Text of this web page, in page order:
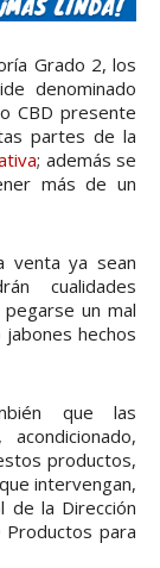
Grado 2, los
denominado
CBD presente
partes de la
; además se
más de un
venta ya sean
cualidades
un mal
hechos
que las
productos,
intervengan,
de la Dirección
para